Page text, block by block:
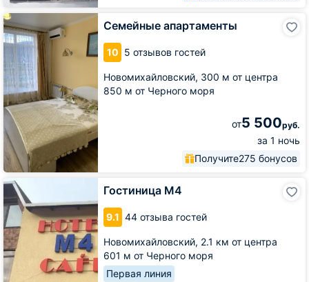
Семейные апартаменты
10 5 отзывов гостей
Новомихайловский, 300 м от центра
850 м от Черного моря
от5 500руб.
за 1 ночь
Получите275 бонусов
Семейные
апартаменты
Гостиница М4
9.1 44 отзыва гостей
Новомихайловский, 2.1 км от центра
601 м от Черного моря
Первая линия
Гостиница
М4